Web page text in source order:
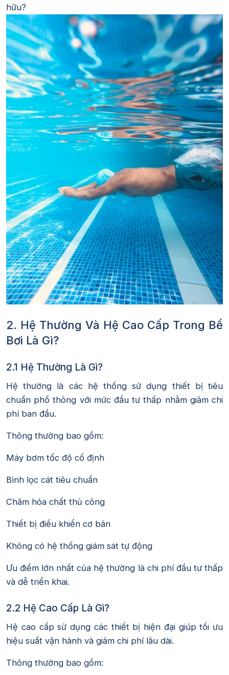
hữu?
2. Hệ Thường Và Hệ Cao Cấp Trong Bể
Bơi Là Gì?
2.1 Hệ Thường Là Gì?
Hệ thường là các hệ thống sử dụng thiết bị tiêu
chuẩn phổ thông với mức đầu tư thấp nhằm giảm chi
phí ban đầu.
Thông thường bao gồm:
Máy bơm tốc độ cố định
Bình lọc cát tiêu chuẩn
Châm hóa chất thủ công
Thiết bị điều khiển cơ bản
Không có hệ thống giám sát tự động
Ưu điểm lớn nhất của hệ thường là chi phí đầu tư thấp
và dễ triển khai.
2.2 Hệ Cao Cấp Là Gì?
Hệ cao cấp sử dụng các thiết bị hiện đại giúp tối ưu
hiệu suất vận hành và giảm chi phí lâu dài.
Thông thường bao gồm: